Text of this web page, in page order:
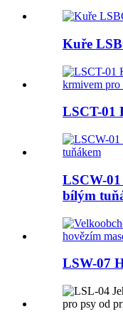
Kuře
LSCT-01
LSCW-
bílým
LSW-07